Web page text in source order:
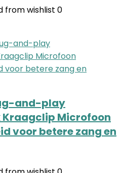
from wishlist 0
and-play
Microfoon
voor betere zang en